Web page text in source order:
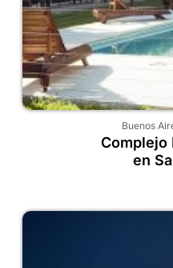
Buenos
Complejo
en